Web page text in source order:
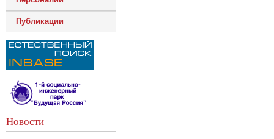
Публикации
Новости